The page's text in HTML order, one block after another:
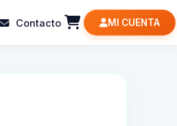
Contacto MI CUENTA